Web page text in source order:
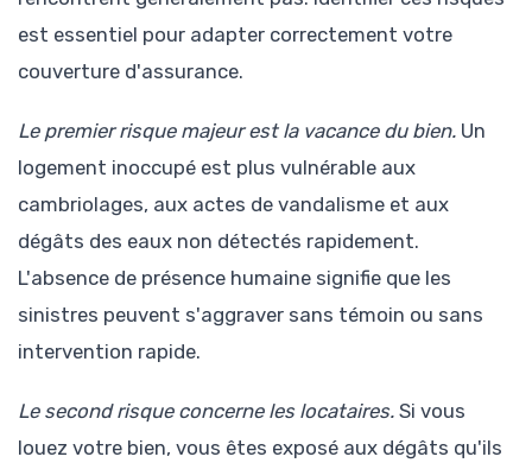
est essentiel pour adapter correctement votre
couverture d'assurance.
Le premier risque majeur est la vacance du bien. Un
logement inoccupé est plus vulnérable aux
cambriolages, aux actes de vandalisme et aux
dégâts des eaux non détectés rapidement.
L'absence de présence humaine signifie que les
sinistres peuvent s'aggraver sans témoin ou sans
intervention rapide.
Le second risque concerne les locataires. Si vous
louez votre bien, vous êtes exposé aux dégâts qu'ils